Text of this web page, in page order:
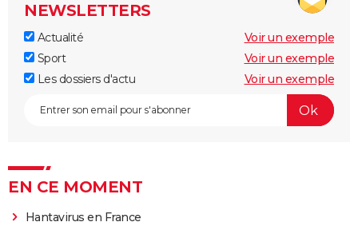
NEWSLETTERS
Actualité
Voir un exemple
Sport
Voir un exemple
Les dossiers d'actu
Voir un exemple
EN CE MOMENT
Hantavirus en France